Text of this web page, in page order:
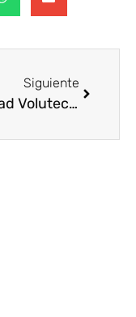
Siguiente
Novedad Voluteca: «Infografía Cómo actuar ante emergencias climáticas»